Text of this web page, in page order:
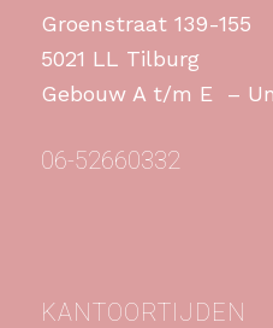
Groenstraat 139-155
5021 LL Tilburg
Gebouw A t/m E –
06-52660332
KANTOORTIJDEN